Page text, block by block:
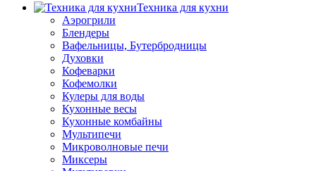
Техника для кухни
Аэрогрили
Блендеры
Вафельницы, Бутербродницы
Духовки
Кофеварки
Кофемолки
Кулеры для воды
Кухонные весы
Кухонные комбайны
Мультипечи
Микроволновые печи
Миксеры